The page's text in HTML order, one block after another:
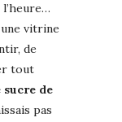
une vitrine
de
tout
de
pas